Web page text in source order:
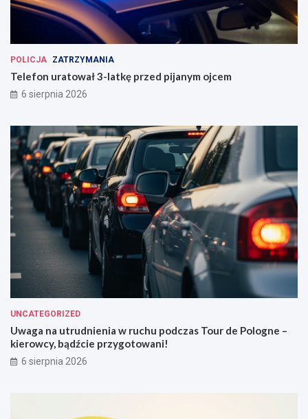
POLICJA ZATRZYMANIA
Telefon uratował 3-latkę przed pijanym ojcem
6 sierpnia 2026
UNCATEGORIZED
Uwaga na utrudnienia w ruchu podczas Tour de Pologne –
kierowcy, bądźcie przygotowani!
6 sierpnia 2026